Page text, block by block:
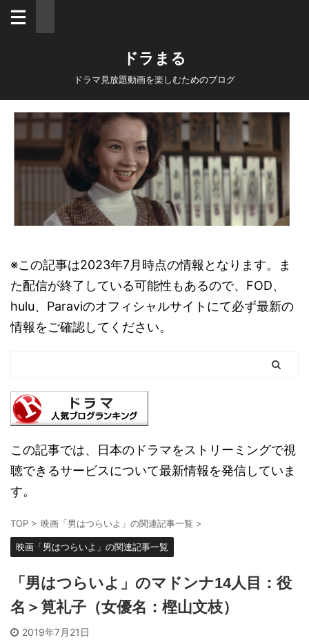
ドラまる
ドラマ見放題動画を楽しむためのブログ
※この記事は2023年7月時点の情報となります。ま
た配信が終了している可能性もあるので、FOD、
hulu、Paraviのオフィシャルサイトにて必ず最新の
情報をご確認してください。
この記事では、日本のドラマをストリーミングで視
聴できるサービスについて最新情報を発信していま
す。
TOP > 映画「男はつらいよ」の関連記事一覧 >
映画「男はつらいよ」の関連記事一覧
「男はつらいよ」のマドンナ14人目：役
名＞筧礼子（女優名：樫山文枝）
2019年7月21日